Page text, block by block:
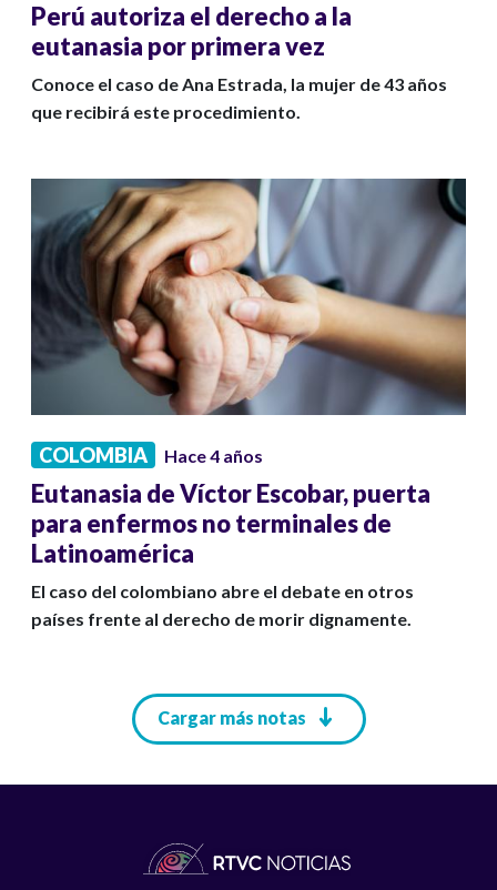
Perú autoriza el derecho a la
eutanasia por primera vez
Conoce el caso de Ana Estrada, la mujer de 43 años
que recibirá este procedimiento.
COLOMBIA Hace 4 años
Eutanasia de Víctor Escobar, puerta
para enfermos no terminales de
Latinoamérica
El caso del colombiano abre el debate en otros
países frente al derecho de morir dignamente.
Cargar más notas